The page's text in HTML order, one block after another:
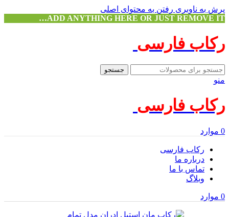
پرش به ناوبری رفتن به محتوای اصلی
ADD ANYTHING HERE OR JUST REMOVE IT…
رکاب فارسی
جستجو
منو
رکاب فارسی
0 موارد
رکاب فارسی
درباره ما
تماس با ما
وبلاگ
0 موارد